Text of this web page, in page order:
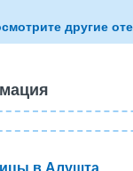
другие
в Алушта